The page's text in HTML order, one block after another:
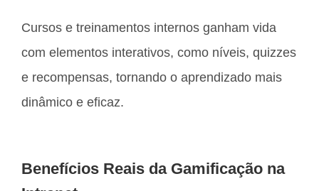
Cursos e treinamentos internos ganham vida
com elementos interativos, como níveis, quizzes
e recompensas, tornando o aprendizado mais
dinâmico e eficaz.
Benefícios Reais da Gamificação na